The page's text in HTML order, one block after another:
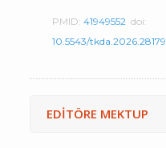
PMID:41949552 doi:
10.5543/tkda.2026.28179
EDİTÖRE MEKTUP